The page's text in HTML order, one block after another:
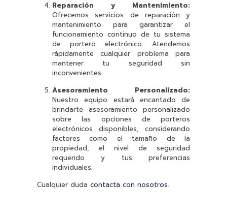
Reparación y Mantenimiento:
Ofrecemos servicios de reparación y
mantenimiento para garantizar el
funcionamiento continuo de tu sistema
de portero electrónico. Atendemos
rápidamente cualquier problema para
mantener tu seguridad sin
inconvenientes.
Asesoramiento Personalizado:
Nuestro equipo estará encantado de
brindarte asesoramiento personalizado
sobre las opciones de porteros
electrónicos disponibles, considerando
factores como el tamaño de la
propiedad, el nivel de seguridad
requerido y tus preferencias
individuales.
Cualquier duda contacta con nosotros.